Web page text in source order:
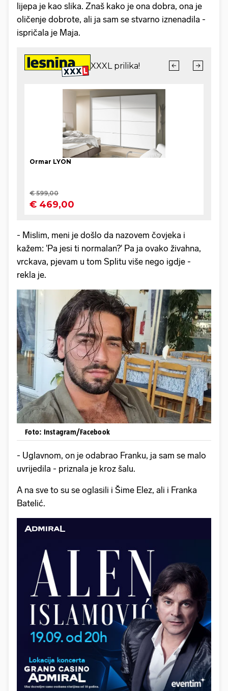
lijepa je kao slika. Znaš kako je ona dobra, ona je
oličenje dobrote, ali ja sam se stvarno iznenadila -
ispričala je Maja.
- Mislim, meni je došlo da nazovem čovjeka i
kažem: 'Pa jesi ti normalan?' Pa ja ovako živahna,
vrckava, pjevam u tom Splitu više nego igdje -
rekla je.
Foto: Instagram/Facebook
- Uglavnom, on je odabrao Franku, ja sam se malo
uvrijedila - priznala je kroz šalu.
A na sve to su se oglasili i Šime Elez, ali i Franka
Batelić.